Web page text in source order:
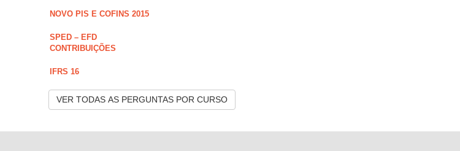
NOVO PIS E COFINS 2015
SPED – EFD
CONTRIBUIÇÕES
IFRS 16
VER TODAS AS PERGUNTAS POR CURSO